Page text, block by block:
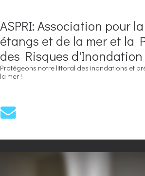
ASPRI: Association pour
étangs et de la mer et la
des Risques d'Inondation
Protégeons notre littoral des inondations et
la mer !